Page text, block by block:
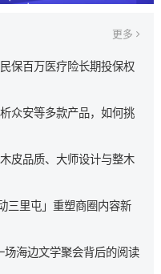
更多
保百万医疗险长期投保权
臻选版，重点梳理其极宽
以及长期持有可获的免
，以期为不...…
众安等多款产品，如何挑
的理赔细则进行了深度梳
多一份安心。…
皮品质、大师设计与整木
质”定位中高端，图森则
三里屯」重塑商圈内容新
不再是提袋消费，而是一
场海边文学聚会背后的阅读